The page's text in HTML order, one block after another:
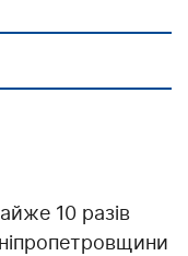
10 разів